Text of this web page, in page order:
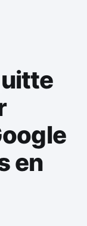
en